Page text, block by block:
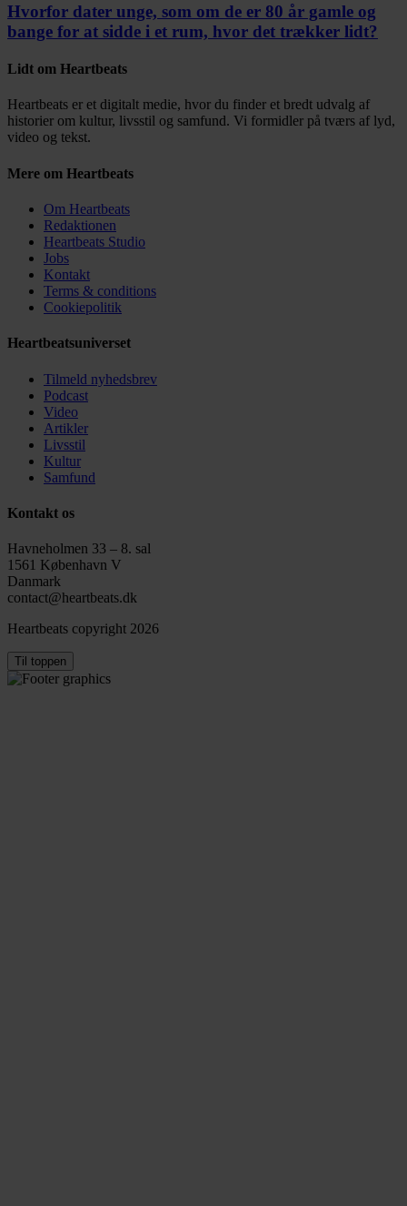
Hvorfor dater unge, som om de er 80 år gamle og
bange for at sidde i et rum, hvor det trækker lidt?
Lidt om Heartbeats
Heartbeats er et digitalt medie, hvor du finder et bredt udvalg af
historier om kultur, livsstil og samfund. Vi formidler på tværs af lyd,
video og tekst.
Mere om Heartbeats
Om Heartbeats
Redaktionen
Heartbeats Studio
Jobs
Kontakt
Terms & conditions
Cookiepolitik
Heartbeatsuniverset
Tilmeld nyhedsbrev
Podcast
Video
Artikler
Livsstil
Kultur
Samfund
Kontakt os
Havneholmen 33 – 8. sal
1561 København V
Danmark
contact@heartbeats.dk
Heartbeats copyright 2026
Til toppen